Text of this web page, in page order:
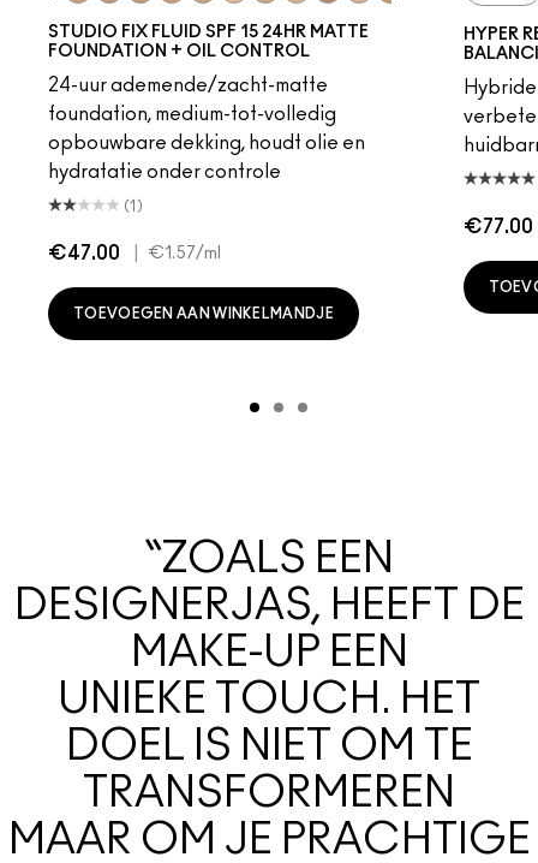
STUDIO FIX FLUID SPF 15 24HR MATTE
FOUNDATION + OIL CONTROL
24-uur ademende/zacht-matte
foundation, medium-tot-volledig
opbouwbare dekking, houdt olie en
hydratatie onder controle
(1)
€47.00 €1.57/ml
TOEVOEGEN AAN WINKELMANDJE
HYPER
€77.00
“ZOALS EEN
DESIGNERJAS, HEEFT DE
MAKE-UP EEN
UNIEKE TOUCH. HET
DOEL IS NIET OM TE
TRANSFORMEREN
MAAR OM JE PRACHTIGE